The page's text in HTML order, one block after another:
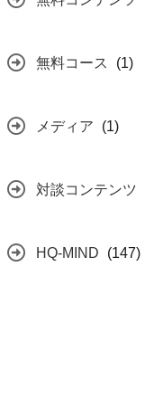
無料コース (1)
メディア (1)
対談コンテンツ
HQ-MIND (147)